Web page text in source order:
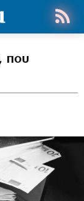
που